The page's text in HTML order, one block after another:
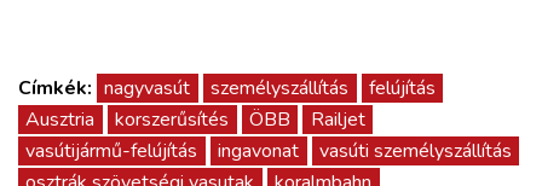
Címkék: nagyvasút személyszállítás
felújítás
Ausztria
korszerűsítés ÖBB
Railjet
vasútijármű-felújítás
ingavonat
vasúti személyszállítás